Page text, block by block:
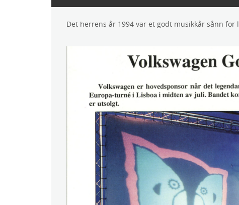
Det herrens år 1994 var et godt musikkår sånn